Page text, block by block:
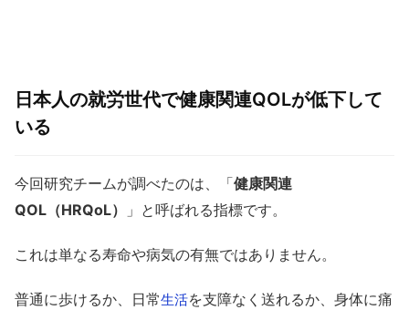
日本人の就労世代で健康関連QOLが低下して
いる
今回研究チームが調べたのは、「健康関連
QOL（HRQoL）
」と呼ばれる指標です。
これは単なる寿命や病気の有無ではありません。
普通に歩けるか、日常生活を支障なく送れるか、身体に痛